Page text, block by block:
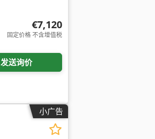
€7,120
固定价格 不含增值税
发送询价
小广告